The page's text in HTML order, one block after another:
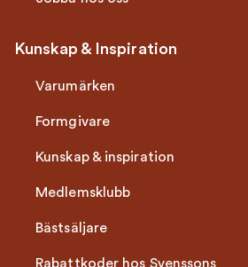
Kunskap & Inspiration
Varumärken
Formgivare
Kunskap & inspiration
Medlemsklubb
Bästsäljare
Rabattkoder hos Svenssons